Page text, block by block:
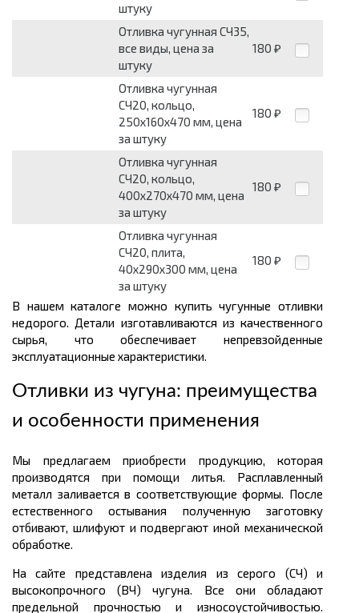
штуку
Отливка чугунная СЧ35,
все виды, цена за
штуку
180 ₽
Отливка чугунная
СЧ20, кольцо,
250х160х470 мм, цена
за штуку
180 ₽
Отливка чугунная
СЧ20, кольцо,
400х270х470 мм, цена
за штуку
180 ₽
Отливка чугунная
СЧ20, плита,
40х290х300 мм, цена
за штуку
180 ₽
В нашем каталоге можно купить чугунные отливки
недорого. Детали изготавливаются из качественного
сырья, что обеспечивает непревзойденные
эксплуатационные характеристики.
Отливки из чугуна: преимущества
и особенности применения
Мы предлагаем приобрести продукцию, которая
производятся при помощи литья. Расплавленный
металл заливается в соответствующие формы. После
естественного остывания полученную заготовку
отбивают, шлифуют и подвергают иной механической
обработке.
На сайте представлена изделия из серого (СЧ) и
высокопрочного (ВЧ) чугуна. Все они обладают
предельной прочностью и износоустойчивостью.